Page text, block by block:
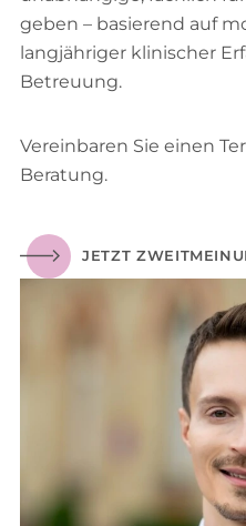
geben – basierend auf
langjähriger klinischer
Betreuung.
Vereinbaren Sie einen
Beratung.
JETZT